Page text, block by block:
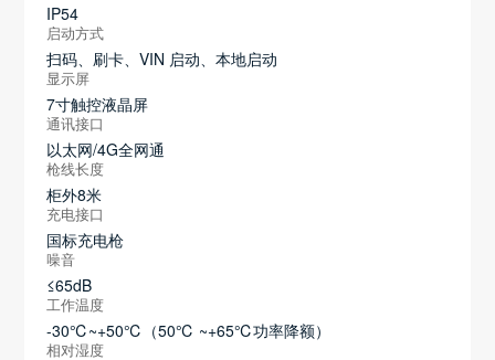
IP54
启动方式
扫码、刷卡、VIN 启动、本地启动
显示屏
7寸触控液晶屏
通讯接口
以太网/4G全网通
枪线长度
柜外8米
充电接口
国标充电枪
噪音
≤65dB
工作温度
-30℃~+50℃（50℃ ~+65℃功率降额）
相对湿度